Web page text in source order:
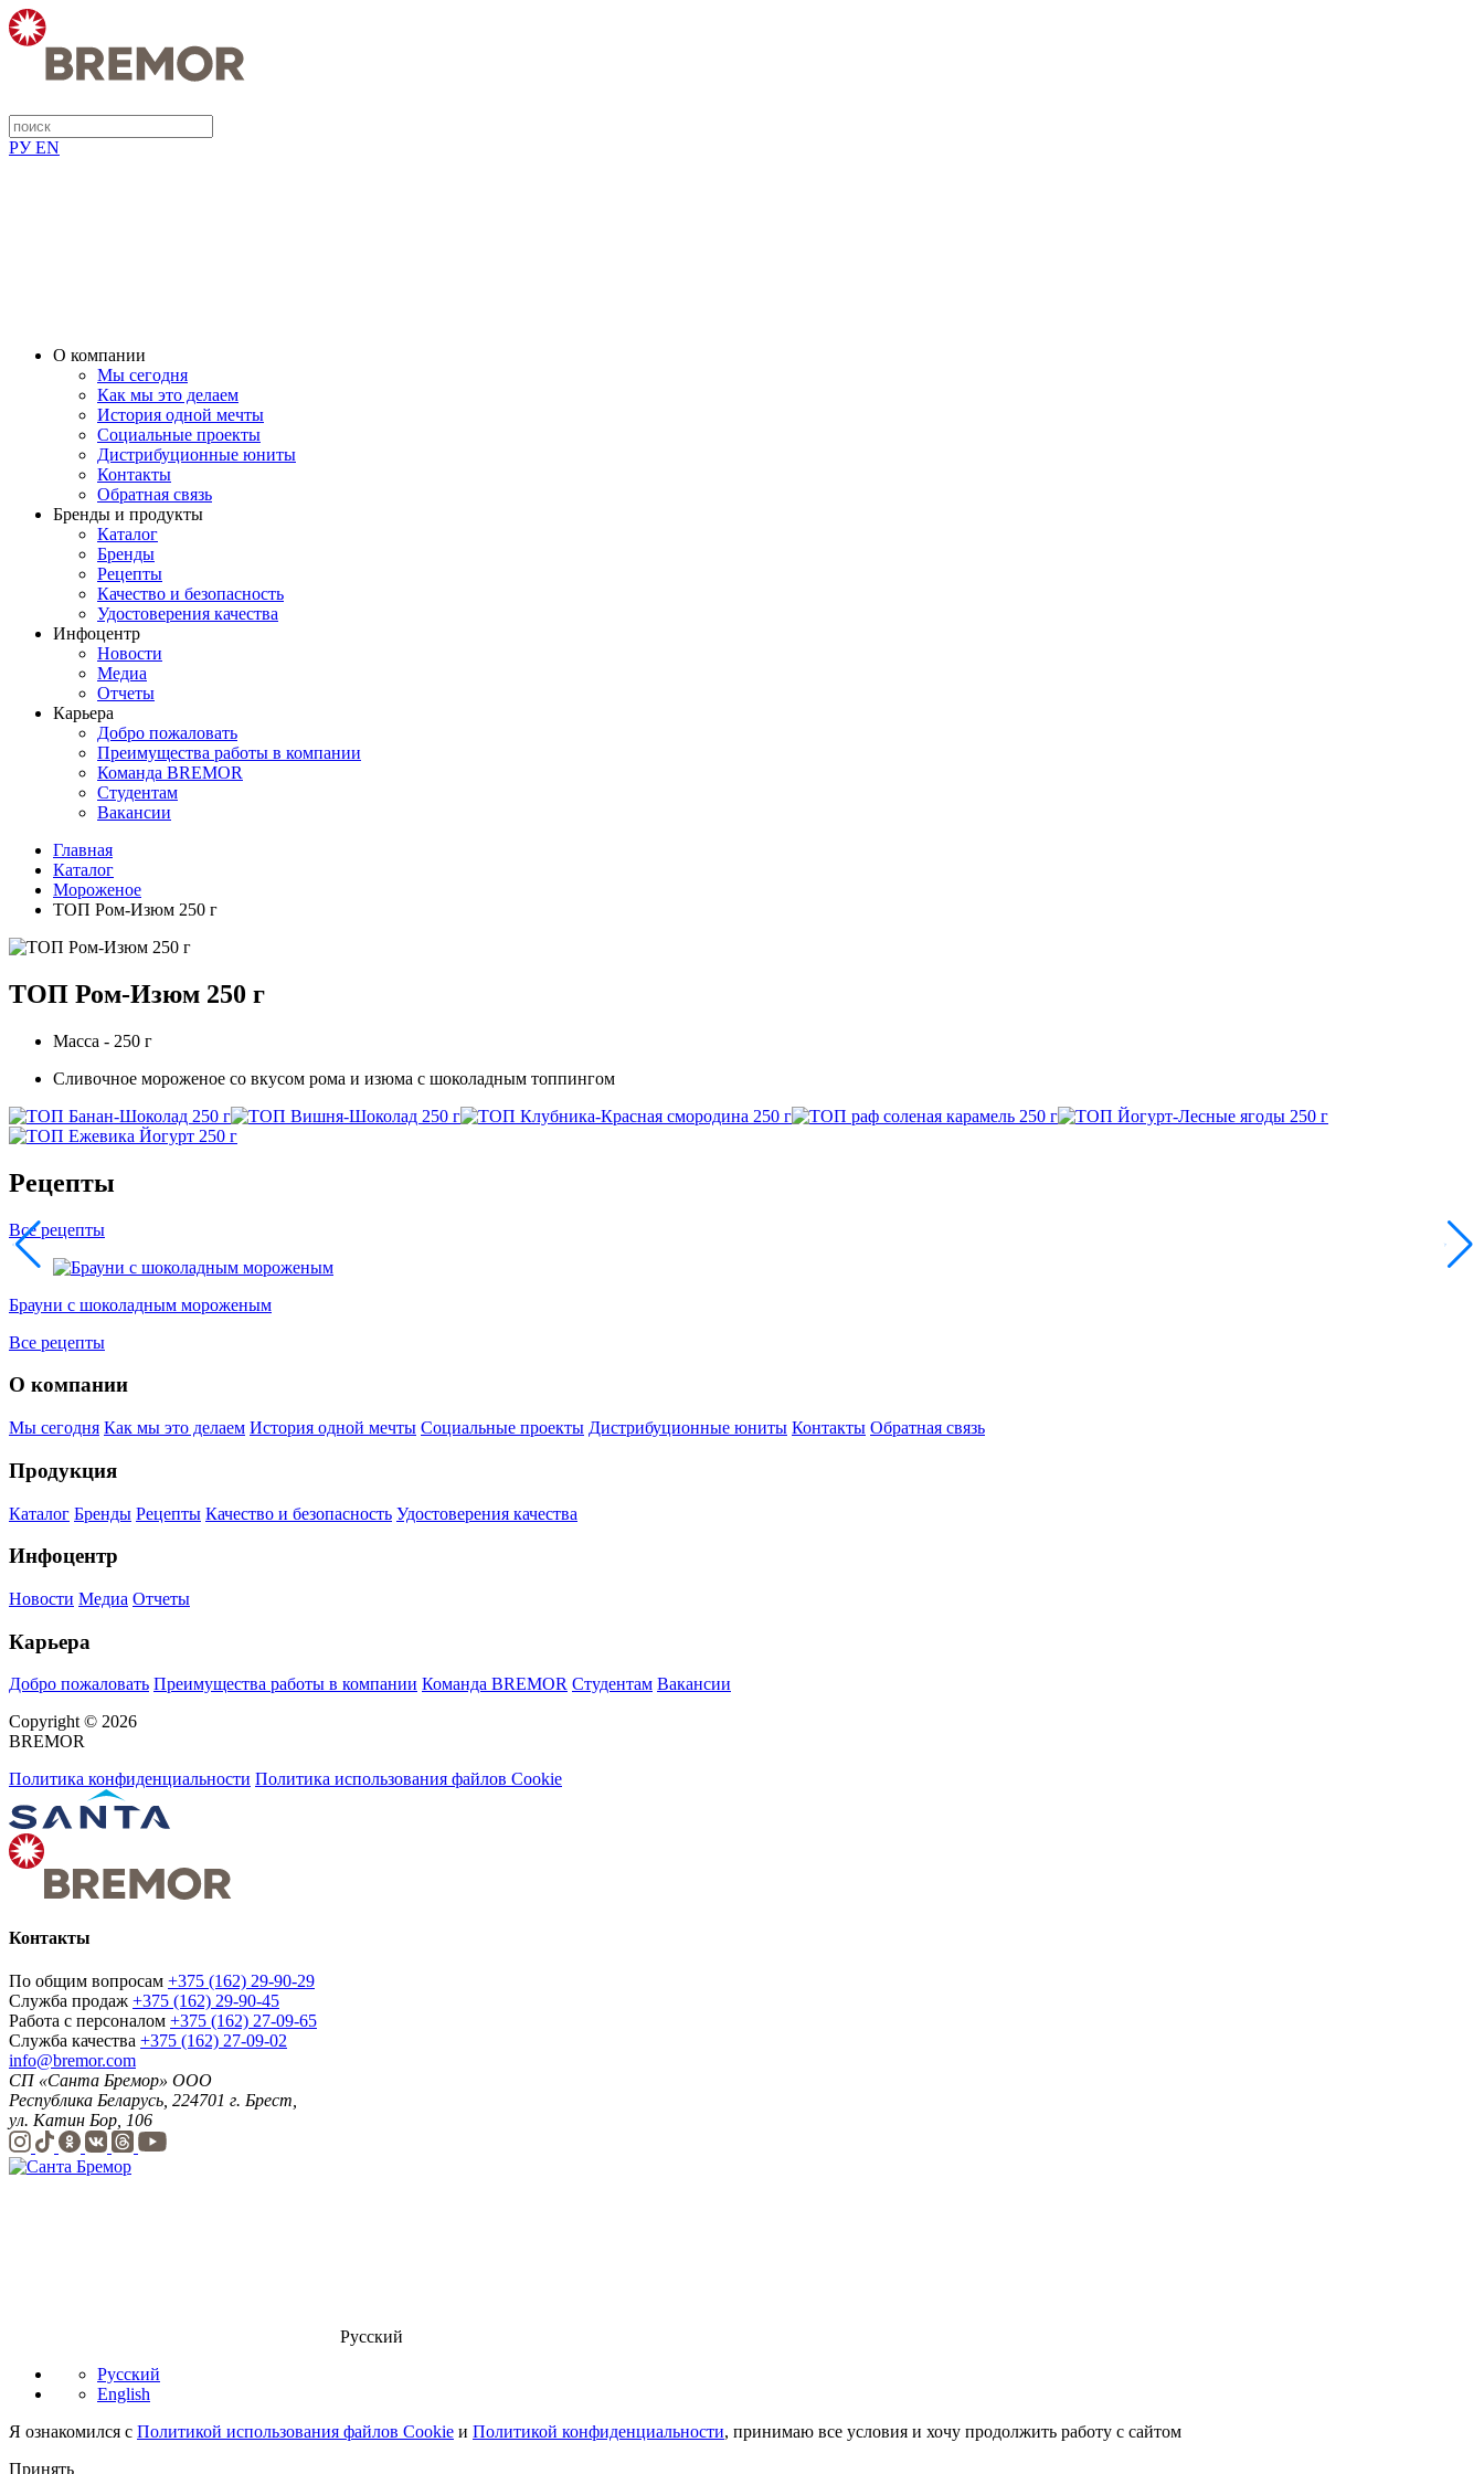
РУ EN
О компании
Мы сегодня
Как мы это делаем
История одной мечты
Социальные проекты
Дистрибуционные юниты
Контакты
Обратная связь
Бренды и продукты
Каталог
Бренды
Рецепты
Качество и безопасность
Удостоверения качества
Инфоцентр
Новости
Медиа
Отчеты
Карьера
Добро пожаловать
Преимущества работы в компании
Команда BREMOR
Студентам
Вакансии
Главная
Каталог
Мороженое
ТОП Ром-Изюм 250 г
ТОП Ром-Изюм 250 г
Масса - 250 г
Сливочное мороженое со вкусом рома и изюма с шоколадным топпингом
Рецепты
Все рецепты
Брауни с шоколадным мороженым
Все рецепты
О компании
Мы сегодня Как мы это делаем История одной мечты Социальные проекты Дистрибуционные юниты Контакты Обратная связь
Продукция
Каталог Бренды Рецепты Качество и безопасность Удостоверения качества
Инфоцентр
Новости Медиа Отчеты
Карьера
Добро пожаловать Преимущества работы в компании Команда BREMOR Студентам Вакансии
Copyright © 2026
BREMOR
Политика конфиденциальности Политика использования файлов Cookie
Контакты
По общим вопросам +375 (162) 29-90-29
Служба продаж +375 (162) 29-90-45
Работа с персоналом +375 (162) 27-09-65
Служба качества +375 (162) 27-09-02
info@bremor.com
СП «Санта Бремор» ООО
Республика Беларусь, 224701 г. Брест,
ул. Катин Бор, 106
Русский
Русский
English
Я ознакомился с Политикой использования файлов Cookie и Политикой конфиденциальности, принимаю все условия и хочу продолжить работу с сайтом
Принять